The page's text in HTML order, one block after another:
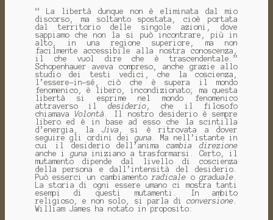
“ La libertà dunque non è eliminata dal mio
discorso, ma soltanto spostata, cioè portata
dal territorio delle singole azioni, dove
sappiamo che non la si può incontrare, più in
alto, in una regione superiore, ma non
facilmente accessibile alla nostra conoscenza,
il che vuol dire che è trascendentale.”
Schopenhauer aveva compreso, anche grazie allo
studio dei testi vedici, che la coscienza,
l’essere-in-sé, ciò che è supera il mondo
fenomenico, è libero, incondizionato; ma questa
libertà si esprime nel mondo fenomenico
attraverso il desiderio, che il filosofo
chiamava Volontà
. Il nostro desiderio è sempre
libero ed è in base ad esso che la scintilla
d’energia, la Jiva , si è ritrovata a dover
seguire gli ordini dei guna . Ma nell’istante in
cui il desiderio dell’animacambia direzione
anche i guna iniziano a trasformarsi. Certo, il
mutamento dipende dal livello di coscienza
della persona e dall’intensità del desiderio.
Può esserci un cambiamentoradicale ograduale
La storia di ogni essere umano ci mostra tanti
esempi di questi mutamenti. In ambito
religioso, e non solo, si parla diconversione.
William James ha notato in proposito: